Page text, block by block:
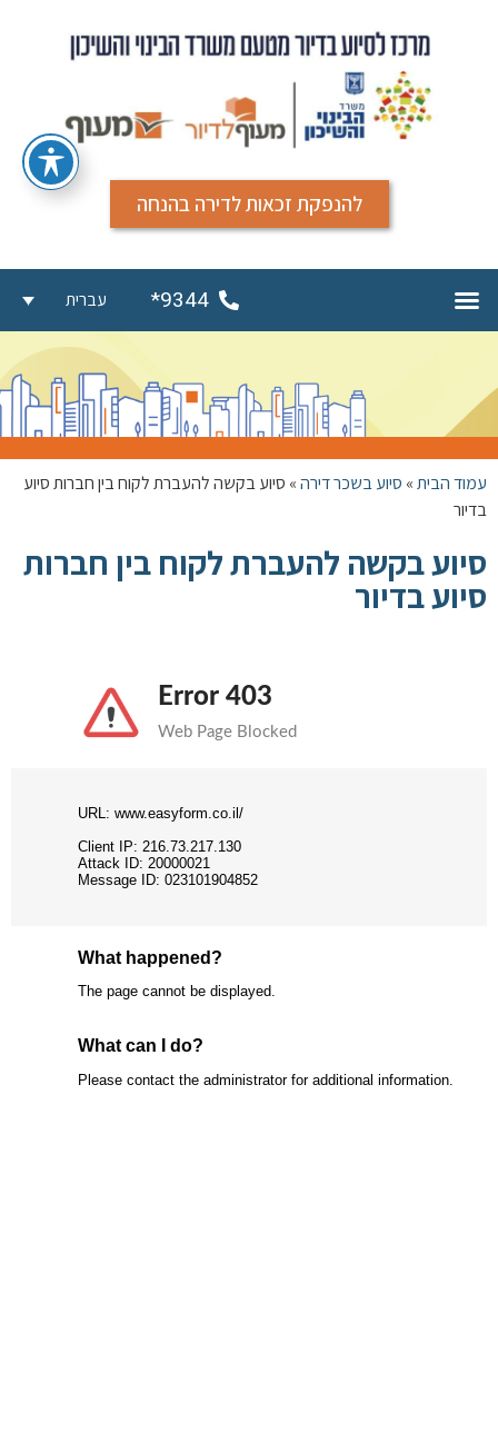
להנפקת זכאות לדירה בהנחה
9344* עברית
עמוד הבית» סיוע בשכר דירה» סיוע בקשה להעברת לקוח בין חברות סיוע
בדיור
סיוע בקשה להעברת לקוח בין חברות
סיוע בדיור